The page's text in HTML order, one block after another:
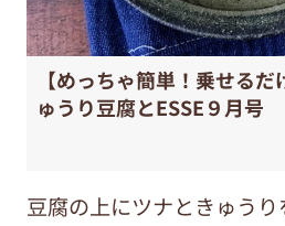
【めっちゃ簡単！乗せる
ゅうり豆腐とESSE９月号
豆腐の上にツナときゅう